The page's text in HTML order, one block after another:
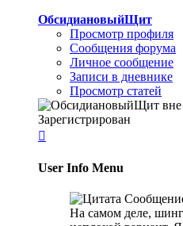
ОбсидиановыйЩит
Просмотр профиля
Сообщения форума
Личное сообщение
Записи в дневнике
Просмотр статей
Зарегистрирован

User Info Menu
На самом деле,